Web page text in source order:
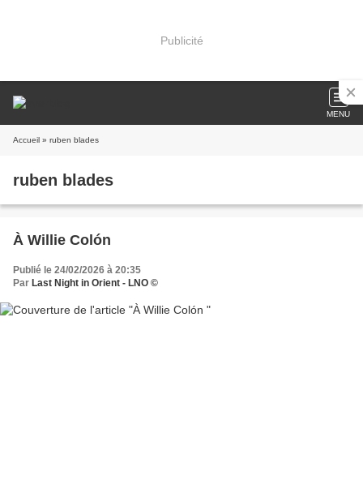
Publicité
MENU
Accueil » ruben blades
ruben blades
À Willie Colón
Publié le 24/02/2026 à 20:35
Par Last Night in Orient - LNO ©